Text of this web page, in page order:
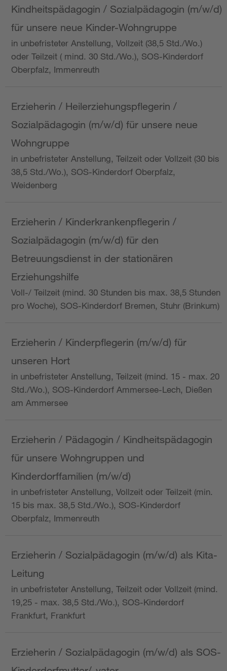
Kindheitspädagogin / Sozialpädagogin (m/w/d)
für unsere neue Kinder-Wohngruppe
in unbefristeter Anstellung, Vollzeit (38,5 Std./Wo.)
oder Teilzeit ( mind. 30 Std./Wo.), SOS-Kinderdorf
Oberpfalz, Immenreuth
Erzieherin / Heilerziehungspflegerin /
Sozialpädagogin (m/w/d) für unsere neue
Wohngruppe
in unbefristeter Anstellung, Teilzeit oder Vollzeit (30 bis
38,5 Std./Wo.), SOS-Kinderdorf Oberpfalz,
Weidenberg
Erzieherin / Kinderkrankenpflegerin /
Sozialpädagogin (m/w/d) für den
Betreuungsdienst in der stationären
Erziehungshilfe
Voll-/ Teilzeit (mind. 30 Stunden bis max. 38,5 Stunden
pro Woche), SOS-Kinderdorf Bremen, Stuhr (Brinkum)
Erzieherin / Kinderpflegerin (m/w/d) für
unseren Hort
in unbefristeter Anstellung, Teilzeit (mind. 15 - max. 20
Std./Wo.), SOS-Kinderdorf Ammersee-Lech, Dießen
am Ammersee
Erzieherin / Pädagogin / Kindheitspädagogin
für unsere Wohngruppen und
Kinderdorffamilien (m/w/d)
in unbefristeter Anstellung, Vollzeit oder Teilzeit (min.
15 bis max. 38,5 Std./Wo.), SOS-Kinderdorf
Oberpfalz, Immenreuth
Erzieherin / Sozialpädagogin (m/w/d) als Kita-
Leitung
in unbefristeter Anstellung, Teilzeit oder Vollzeit (mind.
19,25 - max. 38,5 Std./Wo.), SOS-Kinderdorf
Frankfurt, Frankfurt
Erzieherin / Sozialpädagogin (m/w/d) als SOS-